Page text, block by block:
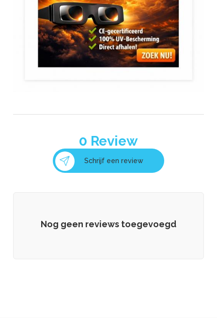
0 Review
Schrijf een review
Nog geen reviews toegevoegd